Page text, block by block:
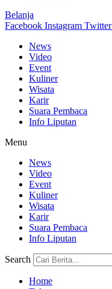
Belanja
Facebook Instagram Twitter
News
Video
Event
Kuliner
Wisata
Karir
Suara Pembaca
Info Liputan
Menu
News
Video
Event
Kuliner
Wisata
Karir
Suara Pembaca
Info Liputan
Search
Home